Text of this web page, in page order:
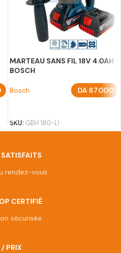
MARTEAU SANS FIL 18V 4.0AH
BOSCH
Bosch DA 87.000
SKU: GBH 180-LI
rendez-vous
CERTIFIÉ
sécurisée
PRIX